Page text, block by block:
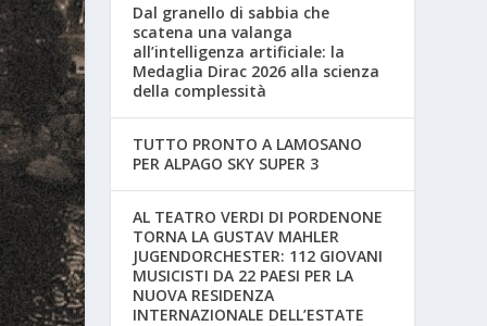
Dal granello di sabbia che
scatena una valanga
all’intelligenza artificiale: la
Medaglia Dirac 2026 alla scienza
della complessità
TUTTO PRONTO A LAMOSANO
PER ALPAGO SKY SUPER 3
AL TEATRO VERDI DI PORDENONE
TORNA LA GUSTAV MAHLER
JUGENDORCHESTER: 112 GIOVANI
MUSICISTI DA 22 PAESI PER LA
NUOVA RESIDENZA
INTERNAZIONALE DELL’ESTATE